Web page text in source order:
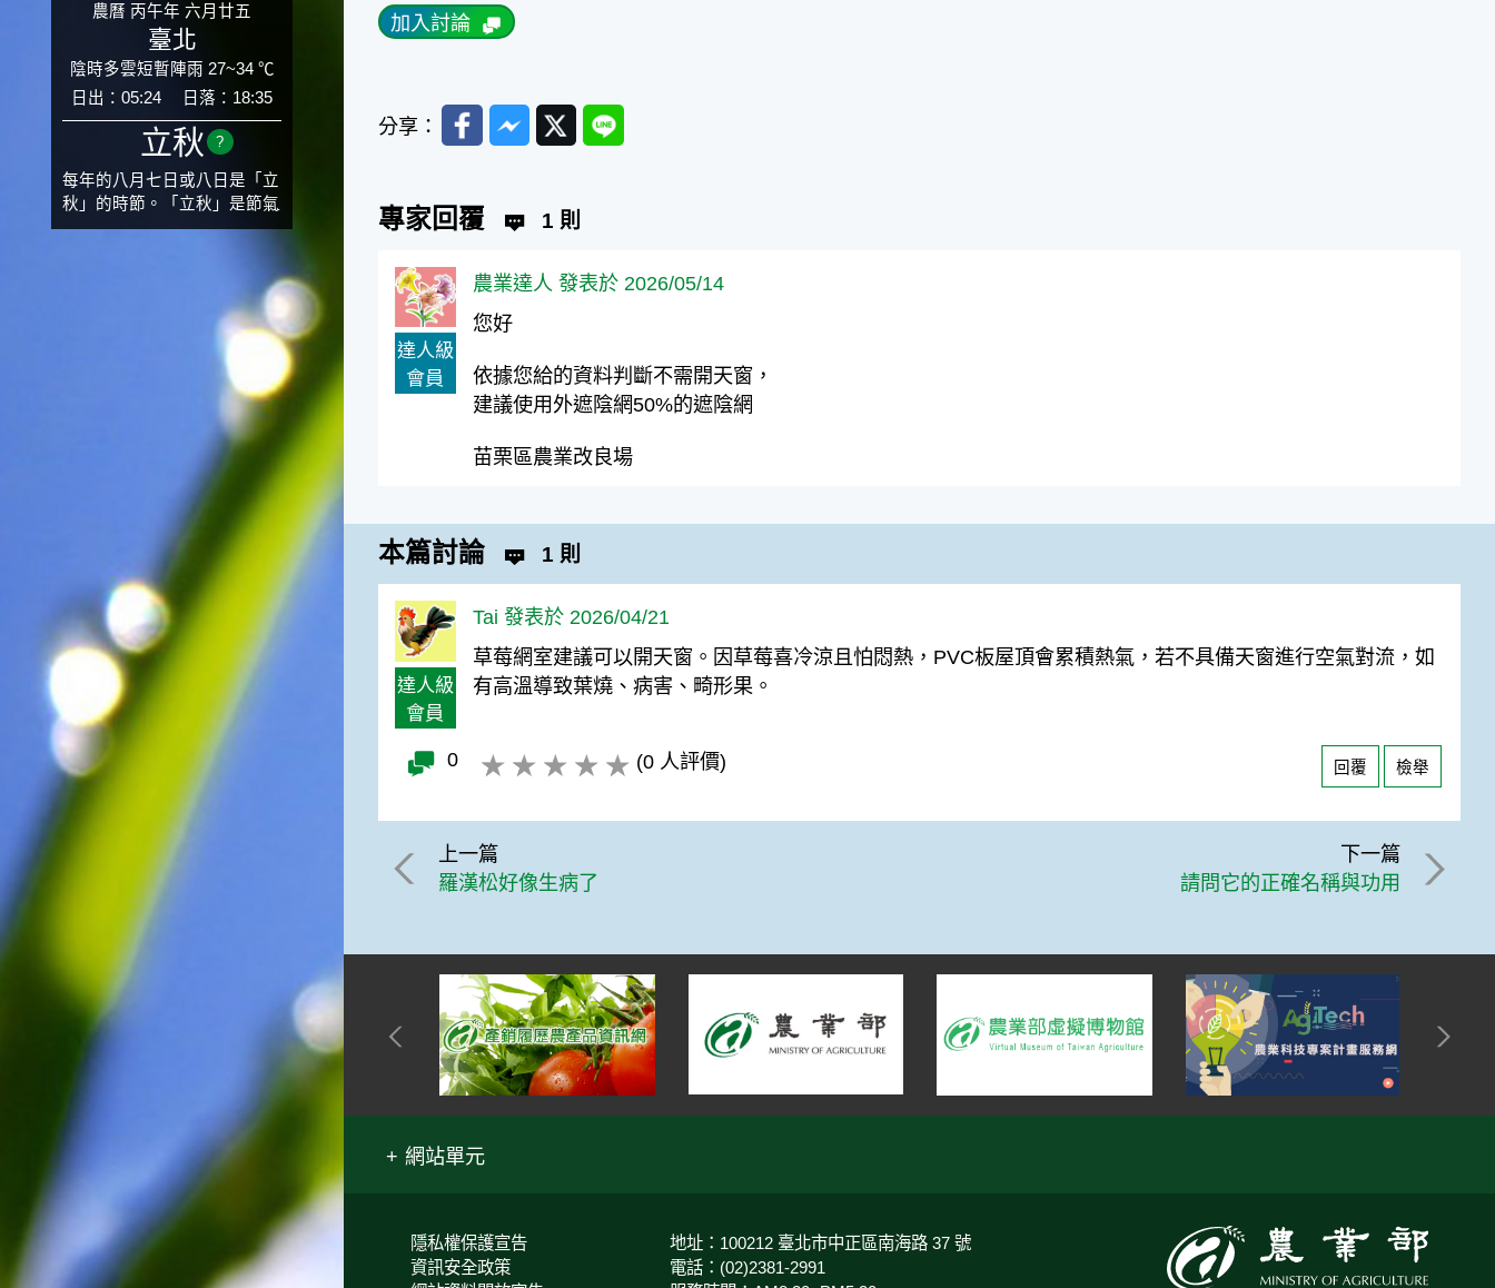
農曆 丙午年 六月廿五
臺北
陰時多雲短暫陣雨 27~34 ℃
日出：05:24
日落：18:35
立秋 ?
每年的八月七日或八日是「立
秋」的時節。「立秋」是節氣
邁入秋涼的先聲，表示酷熱難
的秋天就要來了。不過，由於
台灣屬於亞熱帶氣候，所以此
時的實際氣候和節氣名稱會不
太一致，天氣依然十分炎熱，
大概要再經過兩個月後，才能
感受到明顯的季節改變。◎節
氣小農夫我國以農立國，在大
暑過後，秋天的開始是以「立
秋」節氣為準。農夫們一定要
趕在立秋前後完成插秧工作，
否則再晚的話，就會影響稻作
的生長。因為二期稻作最怕的
是遇上低溫期，稻子會長不
好，所以選對時機插秧播種是
很重要的。◎節氣小漁夫在這
個時節，台灣周圍海域的水溫
仍然偏高，所以此時的漁獲還
是多屬於暖水魚，例如東部的
海域可以捕獲到鮮美的立翅旗
魚，在高雄外海有小串、烏
賊，澎湖附近則有鰆、蝦可以
捕獲。◎節氣小園丁這個節氣
是龍眼的盛產期，「龍眼」是
一般家庭在喜慶時常選用的水
果。在民間，人們相信吃了龍
眼肉，子孫會做大官，而且龍
眼又稱為「福圓」，所以有句
俗諺是這麼說的：「食福圓生
民間流傳的說法中是種有「福
氣」的水果喔！◎節氣生活在
這個節氣裡，最重要的節日就
是八月八日的父親節了。或許
因為父親節不一定逢到星期日
的關係，父親節在感覺上似乎
沒有母親節來得熱絡。不過，
父親為家庭付出的辛苦與努力
可不亞於母親喔！小朋友應該
趁著一年一度的父親節，對爸
爸表達出心中的敬重與關愛，
相信平日辛勞的爸爸知道你的
心意後，一定會非常高興的。
◎節氣俗諺1.「雷打秋，年冬
高地半收，低地水漂流」這句
加入討論
分享：
FacebookMessenger
TwitterLine
專家回覆 1 則
達人級
會員
農業達人 發表於 2026/05/14
您好
依據您給的資料判斷不需開天窗，
建議使用外遮陰網50%的遮陰網
苗栗區農業改良場
本篇討論 1 則
達人級
會員
Tai 發表於 2026/04/21
草莓網室建議可以開天窗。因草莓喜冷涼且怕悶熱，PVC板屋頂會累積熱氣，若不具備天窗進行空氣對流，如
有高溫導致葉燒、病害、畸形果。
0 (0 人評價) 回覆 檢舉
上一篇
羅漢松好像生病了
下一篇
請問它的正確名稱與功用
網站單元
隱私權保護宣告
資訊安全政策
地址：100212 臺北市中正區南海路 37 號
電話：(02)2381-2991